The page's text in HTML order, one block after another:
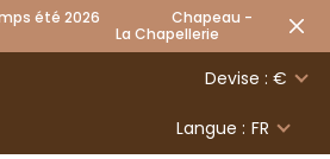
été 2026 Chapeau -
La Chapellerie
Devise : €
Langue : FR